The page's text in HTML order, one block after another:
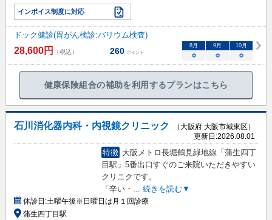
インボイス制度に対応
ドック健診(胃がん検診:バリウム検査)
28,600円 （税込） 260 ポイント
8 月 9 月 10月
○ ○ ○
健康保険組合の補助を利用するプランはこちら
石川消化器内科・内視鏡クリニック
（大阪府 大阪市城東区）
更新日:2026.08.01
特徴 大阪メトロ長堀鶴見緑地線「蒲生四丁
目駅」5番出口すぐのご来院いただきやすい
クリニクです。
「辛い・ ... 続きを読む▼
休診日:土曜午後※日曜日は月１回診療
蒲生四丁目駅